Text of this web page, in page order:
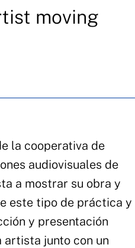
moving
la cooperativa de
audiovisuales de
a mostrar su obra y
este tipo de práctica y
y presentación
artista junto con un